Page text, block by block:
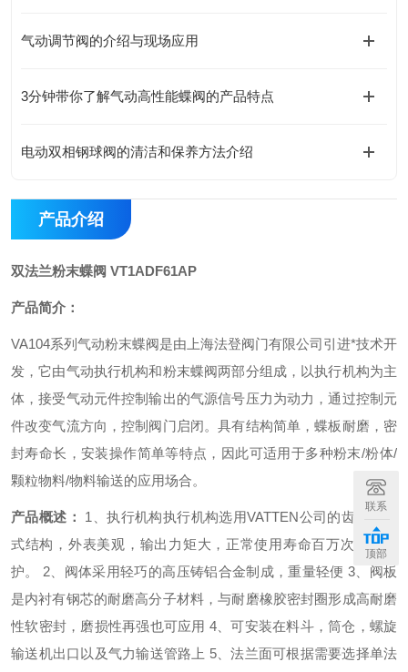
气动调节阀的介绍与现场应用
3分钟带你了解气动高性能蝶阀的产品特点
电动双相钢球阀的清洁和保养方法介绍
产品介绍
双法兰粉末蝶阀 VT1ADF61AP
产品简介：
VA104系列气动粉末蝶阀是由上海法登阀门有限公司引进*技术开
发，它由气动执行机构和粉末蝶阀两部分组成，以执行机构为主
体，接受气动元件控制输出的气源信号压力为动力，通过控制元
件改变气流方向，控制阀门启闭。具有结构简单，蝶板耐磨，密
封寿命长，安装操作简单等特点，因此可适用于多种粉末/粉体/
颗粒物料/物料输送的应用场合。
产品概述： 1 、执行机构执行机构选用VATTEN公司的齿轮齿条
式结构，外表美观，输出力矩大，正常使用寿命百万次，免维
护。
2 、阀体采用轻巧的高压铸铝合金制成，重量轻便 3 、阀板
是内衬有钢芯的耐磨高分子材料，与耐磨橡胶密封圈形成高耐磨
性软密封，磨损性再强也可应用 4、可安装在料斗，筒仓，螺旋
输送机出口以及气力输送管路上 5、法兰面可根据需要选择单法
联系
顶部